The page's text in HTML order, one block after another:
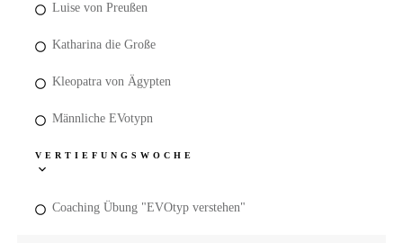
Luise von Preußen
Katharina die Große
Kleopatra von Ägypten
Männliche EVotypn
VERTIEFUNGSWOCHE
Coaching Übung "EVOtyp verstehen"